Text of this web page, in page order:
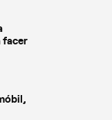
facer